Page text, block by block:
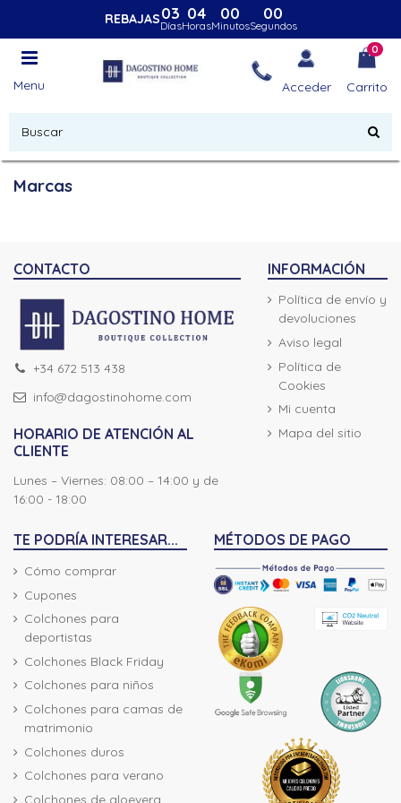
REBAJAS03
Días
04
Horas
00
Minutos
00
Segundos
Menu Acceder
0
Carrito
Marcas
CONTACTO
+34 672 513 438
info@dagostinohome.com
HORARIO DE ATENCIÓN AL
CLIENTE
Lunes – Viernes: 08:00 – 14:00 y de
16:00 - 18:00
INFORMACIÓN
Política de envío y
devoluciones
Aviso legal
Política de
Cookies
Mi cuenta
Mapa del sitio
TE PODRÍA INTERESAR...
Cómo comprar
Cupones
Colchones para
deportistas
Colchones Black Friday
Colchones para niños
Colchones para camas de
matrimonio
Colchones duros
Colchones para verano
Colchones de aloevera
MÉTODOS DE PAGO